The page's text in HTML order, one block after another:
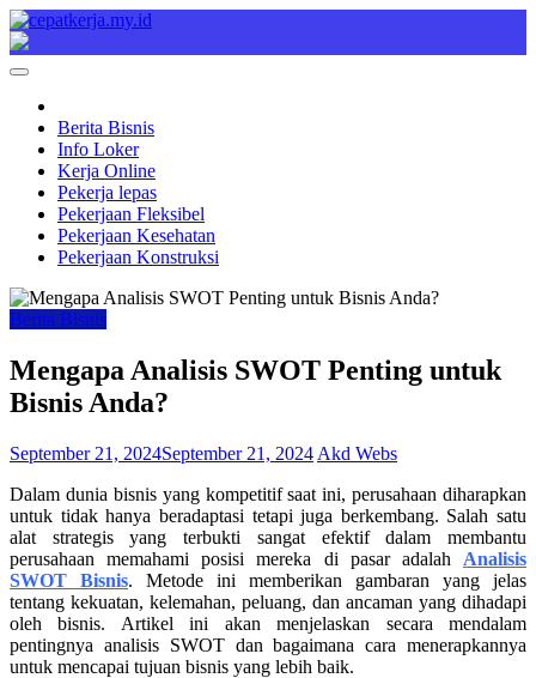
Skip
to
content
Cepat Kerja
Berita Bisnis
Berita Bisnis
Info Loker
Kerja Online
Pekerja lepas
Pekerjaan Fleksibel
Pekerjaan Kesehatan
Pekerjaan Konstruksi
Berita Bisnis
Mengapa Analisis SWOT Penting untuk
Bisnis Anda?
September 21, 2024September 21, 2024 Akd Webs
Dalam dunia bisnis yang kompetitif saat ini, perusahaan diharapkan
untuk tidak hanya beradaptasi tetapi juga berkembang. Salah satu
alat strategis yang terbukti sangat efektif dalam membantu
perusahaan memahami posisi mereka di pasar adalah Analisis
SWOT Bisnis. Metode ini memberikan gambaran yang jelas
tentang kekuatan, kelemahan, peluang, dan ancaman yang dihadapi
oleh bisnis. Artikel ini akan menjelaskan secara mendalam
pentingnya analisis SWOT dan bagaimana cara menerapkannya
untuk mencapai tujuan bisnis yang lebih baik.